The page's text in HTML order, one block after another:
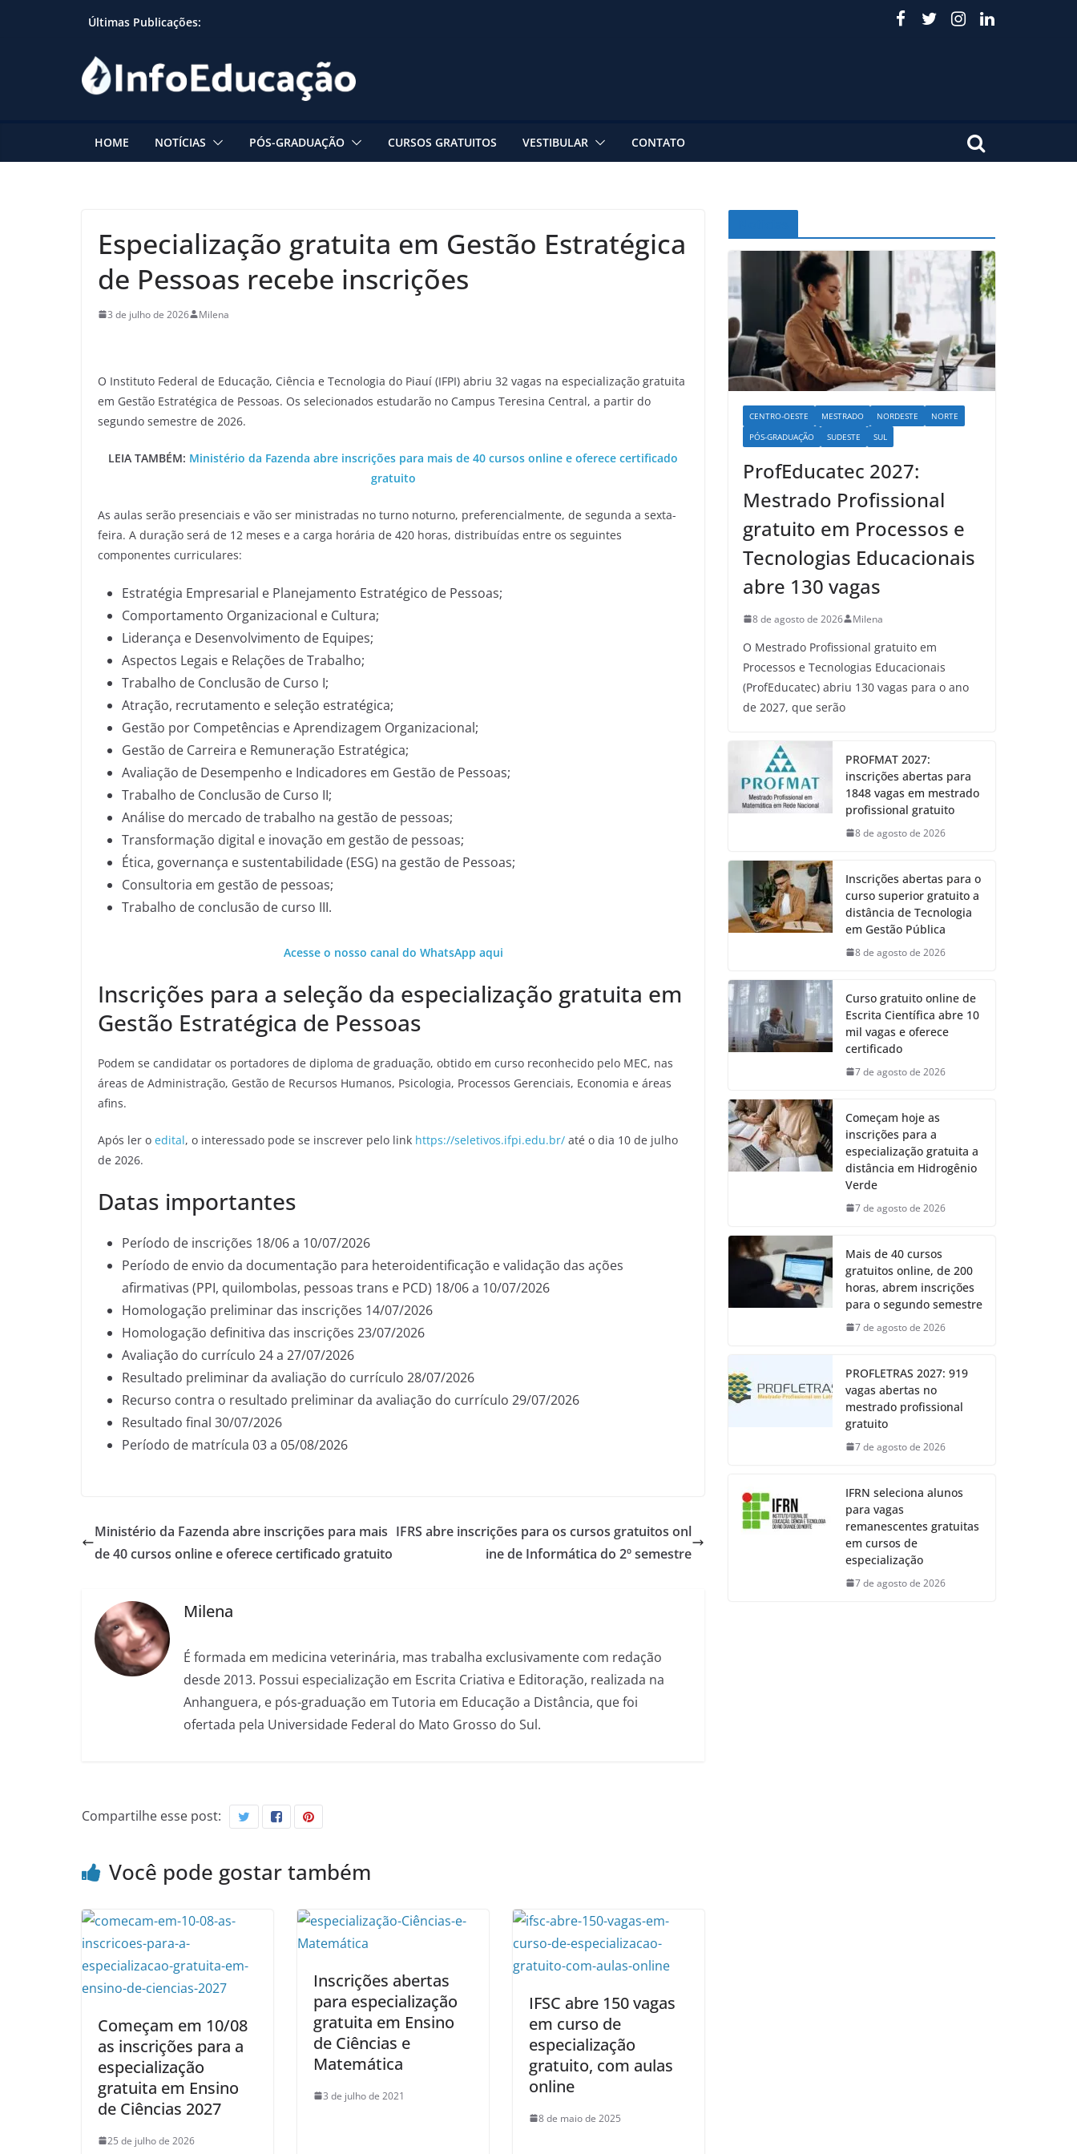
Últimas Publicações:
HOME NOTÍCIAS PÓS-GRADUAÇÃO CURSOS GRATUITOS VESTIBULAR CONTATO
Especialização gratuita em Gestão Estratégica
de Pessoas recebe inscrições
3 de julho de 2026 Milena
O Instituto Federal de Educação, Ciência e Tecnologia do Piauí (IFPI) abriu 32 vagas na especialização gratuita
em Gestão Estratégica de Pessoas. Os selecionados estudarão no Campus Teresina Central, a partir do
segundo semestre de 2026.
LEIA TAMBÉM: Ministério da Fazenda abre inscrições para mais de 40 cursos online e oferece certificado
gratuito
As aulas serão presenciais e vão ser ministradas no turno noturno, preferencialmente, de segunda a sexta-
feira. A duração será de 12 meses e a carga horária de 420 horas, distribuídas entre os seguintes
componentes curriculares:
Estratégia Empresarial e Planejamento Estratégico de Pessoas;
Comportamento Organizacional e Cultura;
Liderança e Desenvolvimento de Equipes;
Aspectos Legais e Relações de Trabalho;
Trabalho de Conclusão de Curso I;
Atração, recrutamento e seleção estratégica;
Gestão por Competências e Aprendizagem Organizacional;
Gestão de Carreira e Remuneração Estratégica;
Avaliação de Desempenho e Indicadores em Gestão de Pessoas;
Trabalho de Conclusão de Curso II;
Análise do mercado de trabalho na gestão de pessoas;
Transformação digital e inovação em gestão de pessoas;
Ética, governança e sustentabilidade (ESG) na gestão de Pessoas;
Consultoria em gestão de pessoas;
Trabalho de conclusão de curso III.
Acesse o nosso canal do WhatsApp aqui
Inscrições para a seleção da especialização gratuita em
Gestão Estratégica de Pessoas
Podem se candidatar os portadores de diploma de graduação, obtido em curso reconhecido pelo MEC, nas
áreas de Administração, Gestão de Recursos Humanos, Psicologia, Processos Gerenciais, Economia e áreas
afins.
Após ler o edital, o interessado pode se inscrever pelo link https://seletivos.ifpi.edu.br/ até o dia 10 de julho
de 2026.
Datas importantes
Período de inscrições 18/06 a 10/07/2026
Período de envio da documentação para heteroidentificação e validação das ações
afirmativas (PPI, quilombolas, pessoas trans e PCD) 18/06 a 10/07/2026
Homologação preliminar das inscrições 14/07/2026
Homologação definitiva das inscrições 23/07/2026
Avaliação do currículo 24 a 27/07/2026
Resultado preliminar da avaliação do currículo 28/07/2026
Recurso contra o resultado preliminar da avaliação do currículo 29/07/2026
Resultado final 30/07/2026
Período de matrícula 03 a 05/08/2026
Ministério da Fazenda abre inscrições para mais
de 40 cursos online e oferece certificado gratuito
IFRS abre inscrições para os cursos gratuitos onl
ine de Informática do 2º semestre
Milena
É formada em medicina veterinária, mas trabalha exclusivamente com redação
desde 2013. Possui especialização em Escrita Criativa e Editoração, realizada na
Anhanguera, e pós-graduação em Tutoria em Educação a Distância, que foi
ofertada pela Universidade Federal do Mato Grosso do Sul.
Compartilhe esse post:
Você pode gostar também
Começam em 10/08
as inscrições para a
especialização
gratuita em Ensino
de Ciências 2027
25 de julho de 2026
Inscrições abertas
para especialização
gratuita em Ensino
de Ciências e
Matemática
3 de julho de 2021
IFSC abre 150 vagas
em curso de
especialização
gratuito, com aulas
online
8 de maio de 2025
CENTRO-OESTE MESTRADO NORDESTE
NORTE
PÓS-GRADUAÇÃO
SUDESTE SUL
ProfEducatec 2027:
Mestrado Profissional
gratuito em Processos e
Tecnologias Educacionais
abre 130 vagas
8 de agosto de 2026 Milena
O Mestrado Profissional gratuito em
Processos e Tecnologias Educacionais
(ProfEducatec) abriu 130 vagas para o ano
de 2027, que serão
PROFMAT 2027:
inscrições abertas para
1848 vagas em mestrado
profissional gratuito
8 de agosto de 2026
Inscrições abertas para o
curso superior gratuito a
distância de Tecnologia
em Gestão Pública
8 de agosto de 2026
Curso gratuito online de
Escrita Científica abre 10
mil vagas e oferece
certificado
7 de agosto de 2026
Começam hoje as
inscrições para a
especialização gratuita a
distância em Hidrogênio
Verde
7 de agosto de 2026
Mais de 40 cursos
gratuitos online, de 200
horas, abrem inscrições
para o segundo semestre
7 de agosto de 2026
PROFLETRAS 2027: 919
vagas abertas no
mestrado profissional
gratuito
7 de agosto de 2026
IFRN seleciona alunos
para vagas
remanescentes gratuitas
em cursos de
especialização
7 de agosto de 2026